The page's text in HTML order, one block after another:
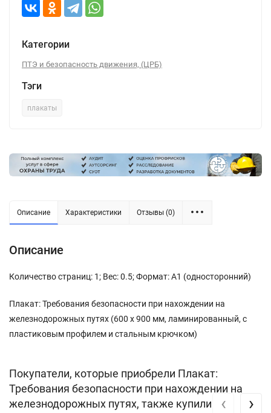
Категории
ПТЭ и безопасность движения, (ЦРБ)
Тэги
плакаты
Описание Характеристики Отзывы (0)
Описание
Количество страниц: 1; Вес: 0.5; Формат: А1 (односторонний)
Плакат: Требования безопасности при нахождении на
железнодорожных путях (600 х 900 мм, ламинированный, с
пластиковым профилем и стальным крючком)
Покупатели, которые приобрели Плакат:
Требования безопасности при нахождении на
железнодорожных путях, также купили
‹ ›